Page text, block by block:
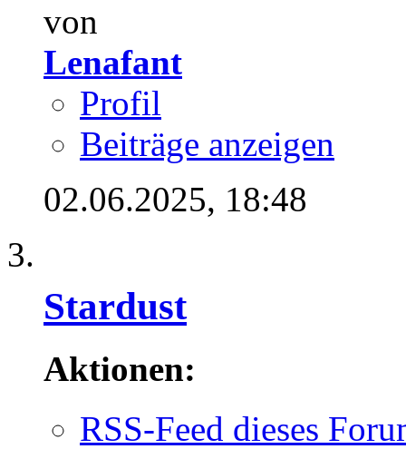
von
Lenafant
Profil
Beiträge anzeigen
02.06.2025, 18:48
Stardust
Aktionen:
RSS-Feed dieses